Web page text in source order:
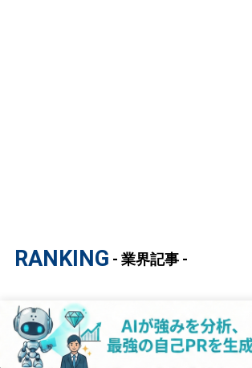
RANKING - 業界記事 -
1
書き方から面接対策まで徹底解説！